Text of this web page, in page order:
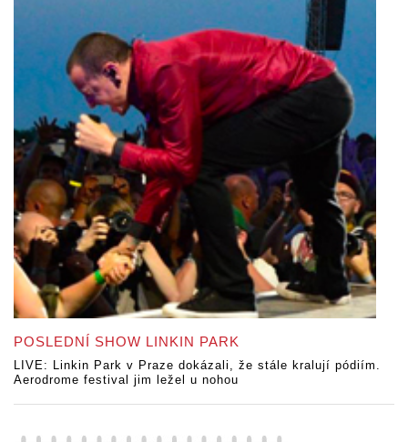
POSLEDNÍ SHOW LINKIN PARK
LIVE: Linkin Park v Praze dokázali, že stále kralují pódiím.
Aerodrome festival jim ležel u nohou